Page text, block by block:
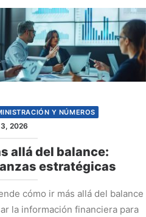
Y NÚMEROS
2026
allá del balance:
estratégicas
cómo ir más allá del balance
la información financiera para